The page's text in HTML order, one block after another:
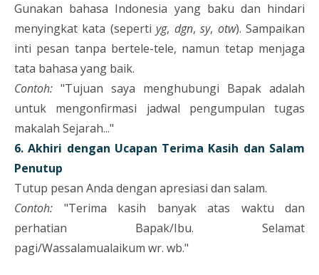
Gunakan bahasa Indonesia yang baku dan hindari
menyingkat kata (sepertiyg, dgn,sy, otw). Sampaikan
inti pesan tanpa bertele-tele, namun tetap menjaga
tata bahasa yang baik.
Contoh: "Tujuan saya menghubungi Bapak adalah
untuk mengonfirmasi jadwal pengumpulan tugas
makalah Sejarah..."
6. Akhiri dengan Ucapan Terima Kasih dan Salam
Penutup
Tutup pesan Anda dengan apresiasi dan salam.
Contoh: "Terima kasih banyak atas waktu dan
perhatian Bapak/Ibu. Selamat
pagi/Wassalamualaikum wr. wb."